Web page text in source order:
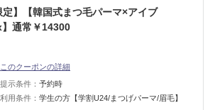
定】【韓国式まつ毛パーマ×アイブ
通常￥14300
このクーポンの詳細
提示条件： 予約時
利用条件： 学生の方【学割U24/まつげパーマ/眉毛】